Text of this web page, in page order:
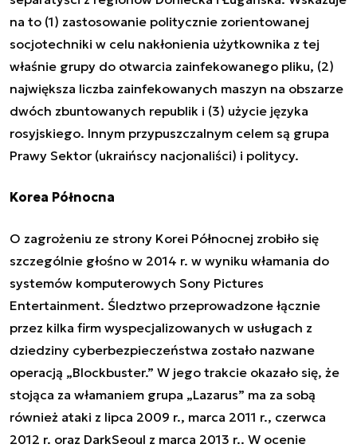
na to (1) zastosowanie politycznie zorientowanej
socjotechniki w celu nakłonienia użytkownika z tej
właśnie grupy do otwarcia zainfekowanego pliku, (2)
największa liczba zainfekowanych maszyn na obszarze
dwóch zbuntowanych republik i (3) użycie języka
rosyjskiego. Innym przypuszczalnym celem są grupa
Prawy Sektor (ukraińscy nacjonaliści) i politycy.
Korea Północna
O zagrożeniu ze strony Korei Północnej zrobiło się
szczególnie głośno w 2014 r. w wyniku włamania do
systemów komputerowych Sony Pictures
Entertainment. Śledztwo przeprowadzone łącznie
przez kilka firm wyspecjalizowanych w usługach z
dziedziny cyberbezpieczeństwa zostało nazwane
operacją „Blockbuster.” W jego trakcie okazało się, że
stojąca za włamaniem grupa „Lazarus” ma za sobą
również ataki z lipca 2009 r., marca 2011 r., czerwca
2012 r. oraz DarkSeoul z marca 2013 r.. W ocenie